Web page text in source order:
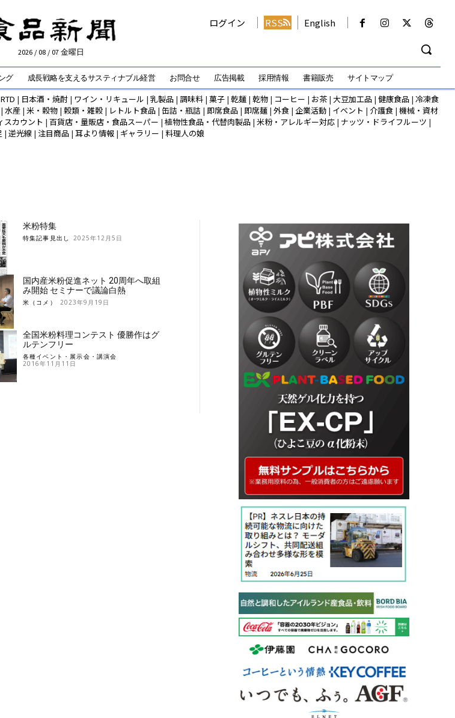
2026 / 08 / 07 金曜日
ログイン RSS English
グ 成長戦略を支えるサスティナブル経営 お問合せ 広告掲載 採用情報 書籍販売 サイトマップ
| 日本酒・焼酎 | ワイン・リキュール | 乳製品 | 調味料 | 菓子 | 乾麺 | 乾物 | コーヒー | お茶 | 大豆加工品 | 健康食品 | 冷凍食
| 水産 | 米・穀物 | 穀類・雑穀 | レトルト食品 | 缶詰・瓶詰 | 即席食品 | 即席麺 | 外食 | 企業活動 | イベント | 介護食 | 機械・資材
スカウント | 百貨店・量販店・食品スーパー | 植物性食品・代替肉製品 | 米粉・アレルギー対応 | ナッツ・ドライフルーツ |
| 逆光線 | 注目商品 | 耳より情報 | ギャラリー | 料理人の娘
米粉特集
特集記事見出し 2025年12月5日
国内産米粉促進ネット 20周年へ取組
み開始 セミナーで議論白熱
米（コメ） 2023年9月19日
全国米粉料理コンテスト 優勝作はグ
ルテンフリー
各種イベント・展示会・講演会
2016年11月11日